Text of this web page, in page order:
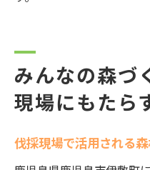
みんなの森づ
現場にもたら
伐採現場で活用される